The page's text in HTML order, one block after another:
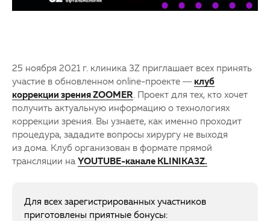
25 ноября 2021 г. клиника 3Z приглашает всех принять
участие в обновленном online-проекте — клуб
коррекции зрения ZOOMER. Проект для тех, кто хочет
получить актуальную информацию о технологиях
коррекции зрения. Вы узнаете, как именно проходит
процедура, зададите вопросы хирургу не выходя
из дома. Клуб организован в формате прямой
трансляции на YOUTUBE-канале KLINIKA3Z.
Для всех зарегистрированных участников
приготовлены приятные бонусы: